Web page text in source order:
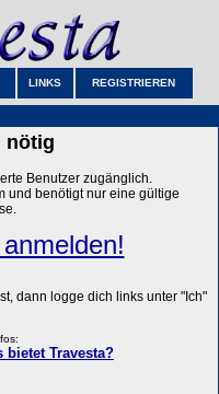
LINKS REGISTRIEREN
nötig
Benutzer zugänglich.
und benötigt nur eine gültige
dann logge dich links unter "Ich"
bietet Travesta?